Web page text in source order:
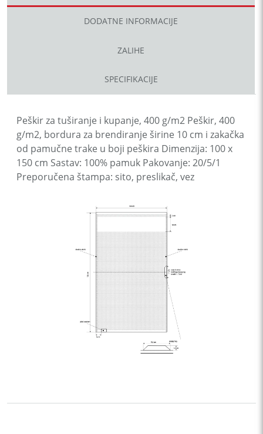
DODATNE INFORMACIJE
ZALIHE
SPECIFIKACIJE
Peškir za tuširanje i kupanje, 400 g/m2 Peškir, 400
g/m2, bordura za brendiranje širine 10 cm i zakačka
od pamučne trake u boji peškira Dimenzija: 100 x
150 cm Sastav: 100% pamuk Pakovanje: 20/5/1
Preporučena štampa: sito, preslikač, vez